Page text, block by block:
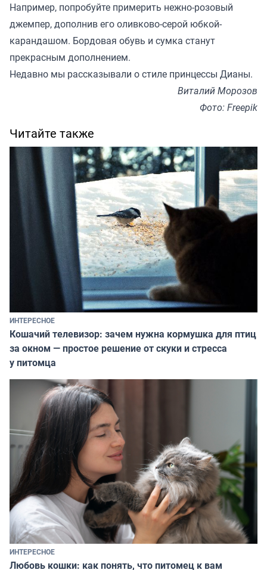
Например, попробуйте примерить нежно-розовый
джемпер, дополнив его оливково-серой юбкой-
карандашом. Бордовая обувь и сумка станут
прекрасным дополнением.
Недавно мы рассказывали о стиле принцессы Дианы.
Виталий Морозов
Фото: Freepik
Читайте также
ИНТЕРЕСНОЕ
Кошачий телевизор: зачем нужна кормушка для птиц
за окном — простое решение от скуки и стресса
у питомца
ИНТЕРЕСНОЕ
Любовь кошки: как понять, что питомец к вам